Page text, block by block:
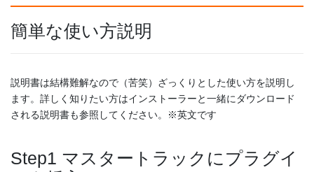
簡単な使い方説明
説明書は結構難解なので（苦笑）ざっくりとした使い方を説明し
ます。詳しく知りたい方はインストーラーと一緒にダウンロード
される説明書も参照してください。※英文です
Step1 マスタートラックにプラグイ